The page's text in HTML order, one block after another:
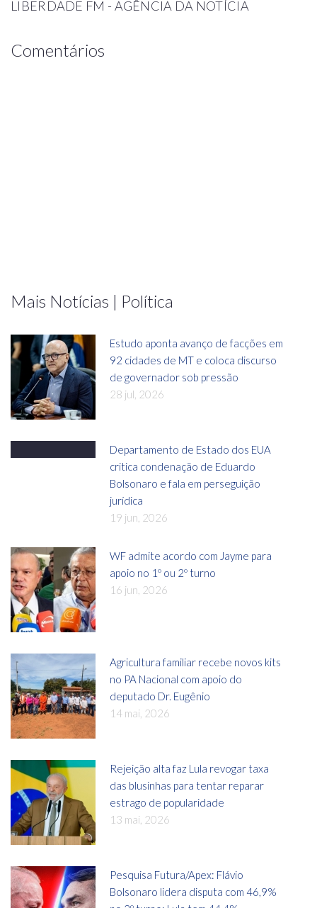
LIBERDADE FM - AGÊNCIA DA NOTÍCIA
Comentários
Mais Notícias | Política
Estudo aponta avanço de facções em
92 cidades de MT e coloca discurso
de governador sob pressão
28 jul, 2026
Departamento de Estado dos EUA
critica condenação de Eduardo
Bolsonaro e fala em perseguição
jurídica
19 jun, 2026
WF admite acordo com Jayme para
apoio no 1º ou 2º turno
16 jun, 2026
Agricultura familiar recebe novos kits
no PA Nacional com apoio do
deputado Dr. Eugênio
14 mai, 2026
Rejeição alta faz Lula revogar taxa
das blusinhas para tentar reparar
estrago de popularidade
13 mai, 2026
Pesquisa Futura/Apex: Flávio
Bolsonaro lidera disputa com 46,9%